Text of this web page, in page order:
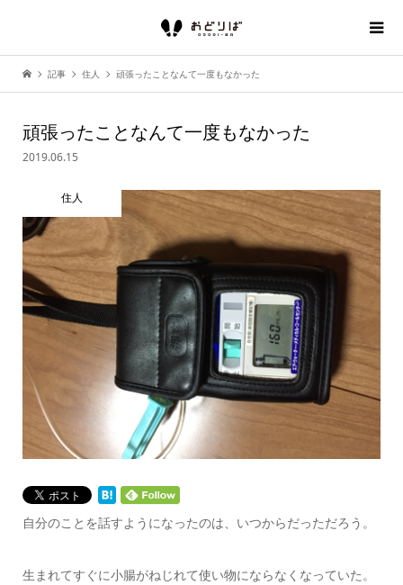
記事 住人 頑張ったことなんて一度もなかった
頑張ったことなんて一度もなかった
2019.06.15
住人
自分のことを話すようになったのは、いつからだっただろう。
生まれてすぐに小腸がねじれて使い物にならなくなっていた。